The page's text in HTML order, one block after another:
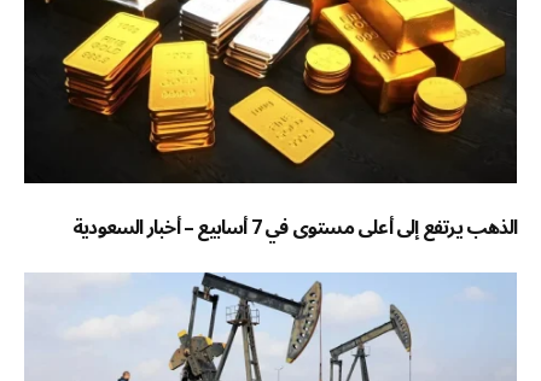
الذهب يرتفع إلى أعلى مستوى في 7 أسابيع – أخبار السعودية